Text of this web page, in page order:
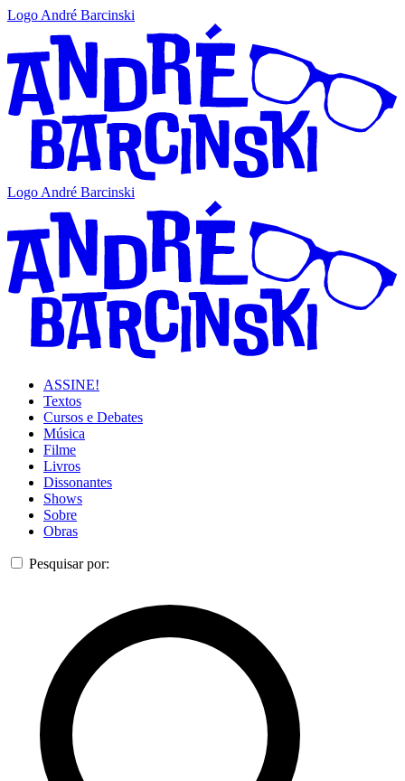
Logo André Barcinski
Logo André Barcinski
ASSINE!
Textos
Cursos e Debates
Música
Filme
Livros
Dissonantes
Shows
Sobre
Obras
Pesquisar por: